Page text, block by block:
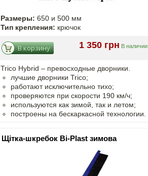
Размеры: 650 и 500 мм
Тип крепления: крючок
1 350 грн В наличии
В корзину
Trico Hybrid – превосходные дворники.
лучшие дворники Trico;
работают исключительно тихо;
проверяются при скорости 190 км/ч;
используются как зимой, так и летом;
построены на бескаркасной технологии.
Щітка-шкребок Bi-Plast зимова